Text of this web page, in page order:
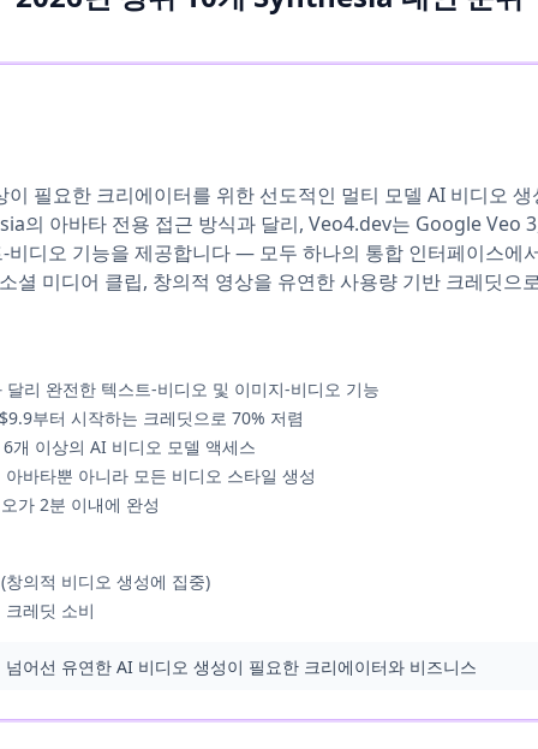
필요한 크리에이터를 위한 선도적인 멀티 모델 AI 비디오
의 아바타 전용 접근 방식과 달리, Veo4.dev는 Google Veo
비디오 기능을 제공합니다 — 모두 하나의 통합 인터페이스에
셜 미디어 클립, 창의적 영상을 유연한 사용량 기반 크레딧으
리 완전한 텍스트-비디오 및 이미지-비디오 기능
부터 시작하는 크레딧으로 70% 저렴
개 이상의 AI 비디오 모델 액세스
바타뿐 아니라 모든 비디오 스타일 생성
가 2분 이내에 완성
의적 비디오 생성에 집중)
레딧 소비
어선 유연한 AI 비디오 생성이 필요한 크리에이터와 비즈니스